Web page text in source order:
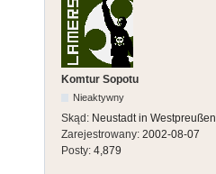
Komtur Sopotu
Nieaktywny
Skąd: Neustadt in Westpreußen
Zarejestrowany: 2002-08-07
Posty: 4,879